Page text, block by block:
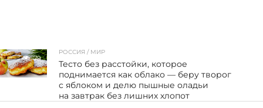
79
РОССИЯ / МИР
Тесто без расстойки, которое
поднимается как облако — беру творог
с яблоком и делю пышные оладьи
на завтрак без лишних хлопот